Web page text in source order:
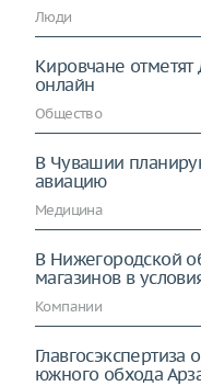
Люди
Кировчане
онлайн
Общество
В Чувашии
авиацию
Медицина
В Нижегородской
магазинов в
Компании
Главгосэкспертиза
южного обхода